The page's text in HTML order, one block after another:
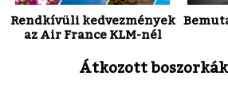
Rendkívüli kedvezmények
az Air France KLM-nél
Átkozott boszorkák